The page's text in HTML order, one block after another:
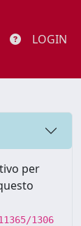
LOGIN
per
1306